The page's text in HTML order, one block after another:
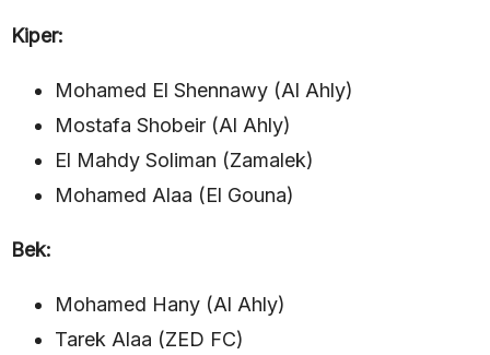
Kiper:
Mohamed El Shennawy (Al Ahly)
Mostafa Shobeir (Al Ahly)
El Mahdy Soliman (Zamalek)
Mohamed Alaa (El Gouna)
Bek:
Mohamed Hany (Al Ahly)
Tarek Alaa (ZED FC)